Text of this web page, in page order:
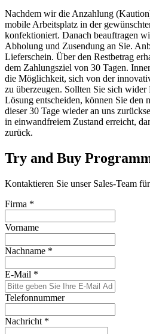
Nachdem wir die Anzahlung
mobile Arbeitsplatz in der
konfektioniert. Danach beauftragen
Abholung und Zusendung an Sie.
Lieferschein. Über den Restbetrag
dem Zahlungsziel von 30 Tagen.
die Möglichkeit, sich von der
zu überzeugen. Sollten Sie sich wider
Lösung entscheiden, können Sie den
dieser 30 Tage wieder an uns
in einwandfreiem Zustand erreicht,
zurück.
Try and Buy
Kontaktieren Sie unser Sales-Team
Firma *
Vorname
Nachname *
E-Mail *
Telefonnummer
Nachricht *